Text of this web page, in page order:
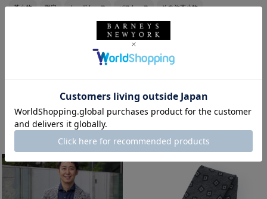
革小物 限定 カードケース パスケース その他革小物
スリップオン
クラシック
BLACK ジャケットスタイル
キャンバス生地 ジャージー素材 ストレッチ素材
バーニーズ ニューヨーク福岡店
着用しているアイテム